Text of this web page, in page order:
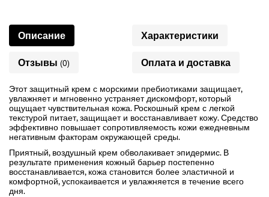
Описание Характеристики
Отзывы (0) Оплата и доставка
Этот защитный крем с морскими пребиотиками защищает,
увлажняет и мгновенно устраняет дискомфорт, который
ощущает чувствительная кожа. Роскошный крем с легкой
текстурой питает, защищает и восстанавливает кожу. Средство
эффективно повышает сопротивляемость кожи ежедневным
негативным факторам окружающей среды.
Приятный, воздушный крем обволакивает эпидермис. В
результате применения кожный барьер постепенно
восстанавливается, кожа становится более эластичной и
комфортной, успокаивается и увлажняется в течение всего
дня.